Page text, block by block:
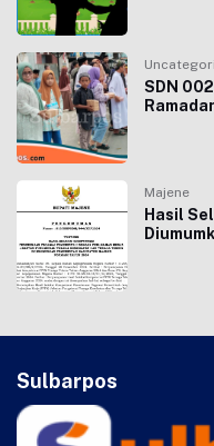
SDN
Majene
Hasil
Sulbarpos